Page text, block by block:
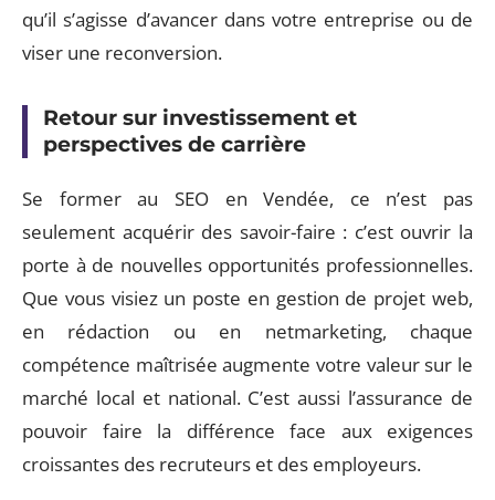
qu’il s’agisse d’avancer dans votre entreprise ou de
viser une reconversion.
Retour sur investissement et
perspectives de carrière
Se former au SEO en Vendée, ce n’est pas
seulement acquérir des savoir-faire : c’est ouvrir la
porte à de nouvelles opportunités professionnelles.
Que vous visiez un poste en gestion de projet web,
en rédaction ou en netmarketing, chaque
compétence maîtrisée augmente votre valeur sur le
marché local et national. C’est aussi l’assurance de
pouvoir faire la différence face aux exigences
croissantes des recruteurs et des employeurs.